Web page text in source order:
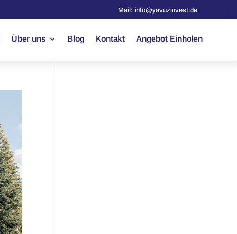
Mail: info@yavuzinvest.de
Über uns Blog Kontakt Angebot Einholen